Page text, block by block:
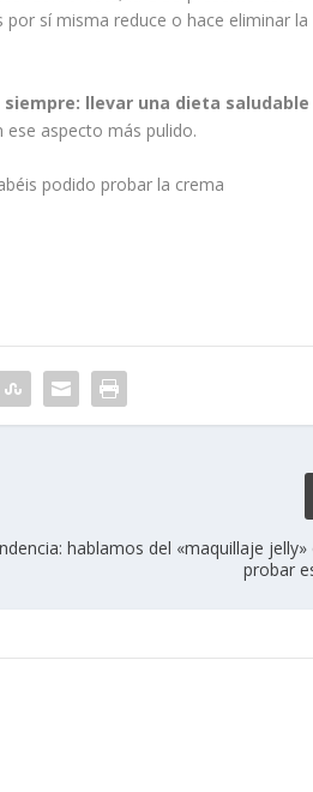
por sí misma reduce o hace eliminar la
llevar una dieta saludable
ese aspecto más pulido.
podido probar la crema
hablamos del «maquillaje jelly»
probar